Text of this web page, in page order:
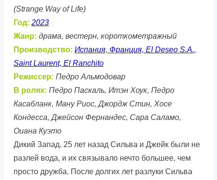
(Strange Way of Life)
Год: 2023
Жанр: драма, вестерн, короткометражный
Производство: Испания, Франция, El Deseo S.A.,
Saint Laurent, El Ranchito
Режиссер: Педро Альмодовар
В ролях: Педро Паскаль, Итэн Хоук, Педро
Касабланк, Ману Риос, Джордж Стин, Хосе
Кондесса, Джейсон Фернандес, Сара Саламо,
Оиана Куэто
Дикий Запад. 25 лет назад Сильва и Джейк были не
разлей вода, и их связывало нечто большее, чем
просто дружба. После долгих лет разлуки Сильва